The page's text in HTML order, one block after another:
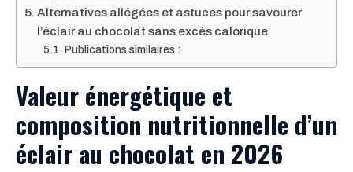
Alternatives allégées et astuces pour savourer
l’éclair au chocolat sans excès calorique
Publications similaires :
Valeur énergétique et
composition nutritionnelle d’un
éclair au chocolat en 2026